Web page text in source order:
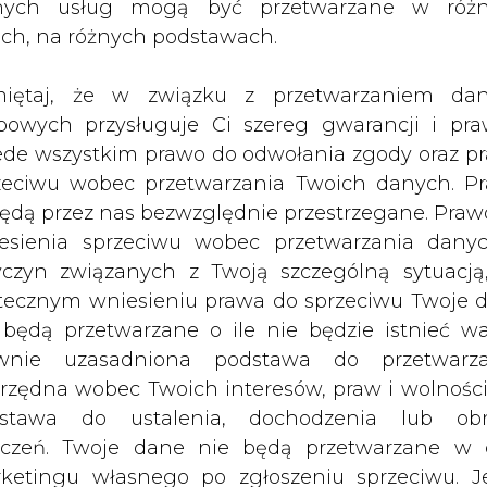
usług mogą być przetwarzane w
na różnych podstawach.
że w związku z przetwarzaniem
przysługuje Ci szereg gwarancji i
wszystkim prawo do odwołania zgody oraz
wobec przetwarzania Twoich danych.
przez nas bezwzględnie przestrzegane.
sprzeciwu wobec przetwarzania
związanych z Twoją szczególną
wniesieniu prawa do sprzeciwu Twoje
przetwarzane o ile nie będzie istnieć
uzasadniona podstawa do
wobec Twoich interesów, praw i
do ustalenia, dochodzenia lub
Twoje dane nie będą przetwarzane w
własnego po zgłoszeniu sprzeciwu.
przysługi&#8221;, zacząłem
jest jak narkotyk. Wciąga.
lepsi, że to właśnie nam
Artykuł powstał bez wsparcia narzędzi sztucznej
inteligencji. Wydawca portalu CIRE zgadza się na
publikacji do szkoleń treningowych LLM.
PODPIS
Przesłanie komentarza oznacza akceptację zasad korzystania